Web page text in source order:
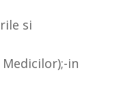
si
in